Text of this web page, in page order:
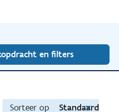
en filters
Sorteer op Standaard